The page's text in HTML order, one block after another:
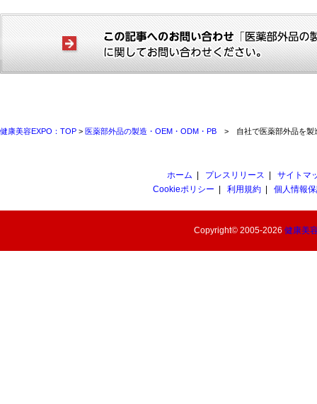
健康美容EXPO：TOP > 医薬部外品の製造・OEM・ODM・PB > 自社で医薬部外品を製
ホーム プレスリリース |サイトマ
Cookieポリシー
|利用規約 |個人情報
Copyright© 2005-2026健康美